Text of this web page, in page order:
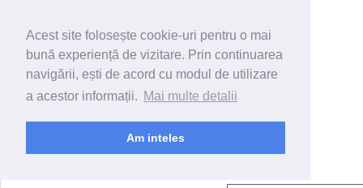
Acest site folosește cookie-uri pentru o mai
bună experiență de vizitare. Prin continuarea
navigării, ești de acord cu modul de utilizare
a acestor informații. Mai multe detalii
Am inteles